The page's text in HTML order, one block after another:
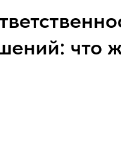
что